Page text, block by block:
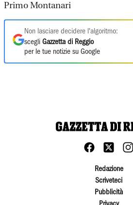
Primo Montanari
Non lasciare decidere l'algoritmo:
scegli Gazzetta di Reggio
per le tue notizie su Google
Redazione
Scriveteci
Pubblicità